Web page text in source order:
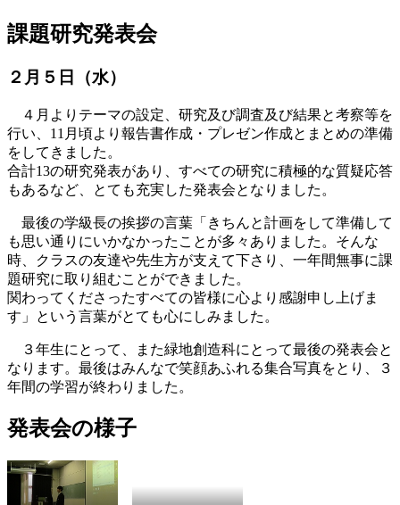
課題研究発表会
２月５日（水）
４月よりテーマの設定、研究及び調査及び結果と考察等を
行い、11月頃より報告書作成・プレゼン作成とまとめの準備
をしてきました。
合計13の研究発表があり、すべての研究に積極的な質疑応答
もあるなど、とても充実した発表会となりました。
最後の学級長の挨拶の言葉「きちんと計画をして準備して
も思い通りにいかなかったことが多々ありました。そんな
時、クラスの友達や先生方が支えて下さり、一年間無事に課
題研究に取り組むことができました。
関わってくださったすべての皆様に心より感謝申し上げま
す」という言葉がとても心にしみました。
３年生にとって、また緑地創造科にとって最後の発表会と
なります。最後はみんなで笑顔あふれる集合写真をとり、３
年間の学習が終わりました。
発表会の様子